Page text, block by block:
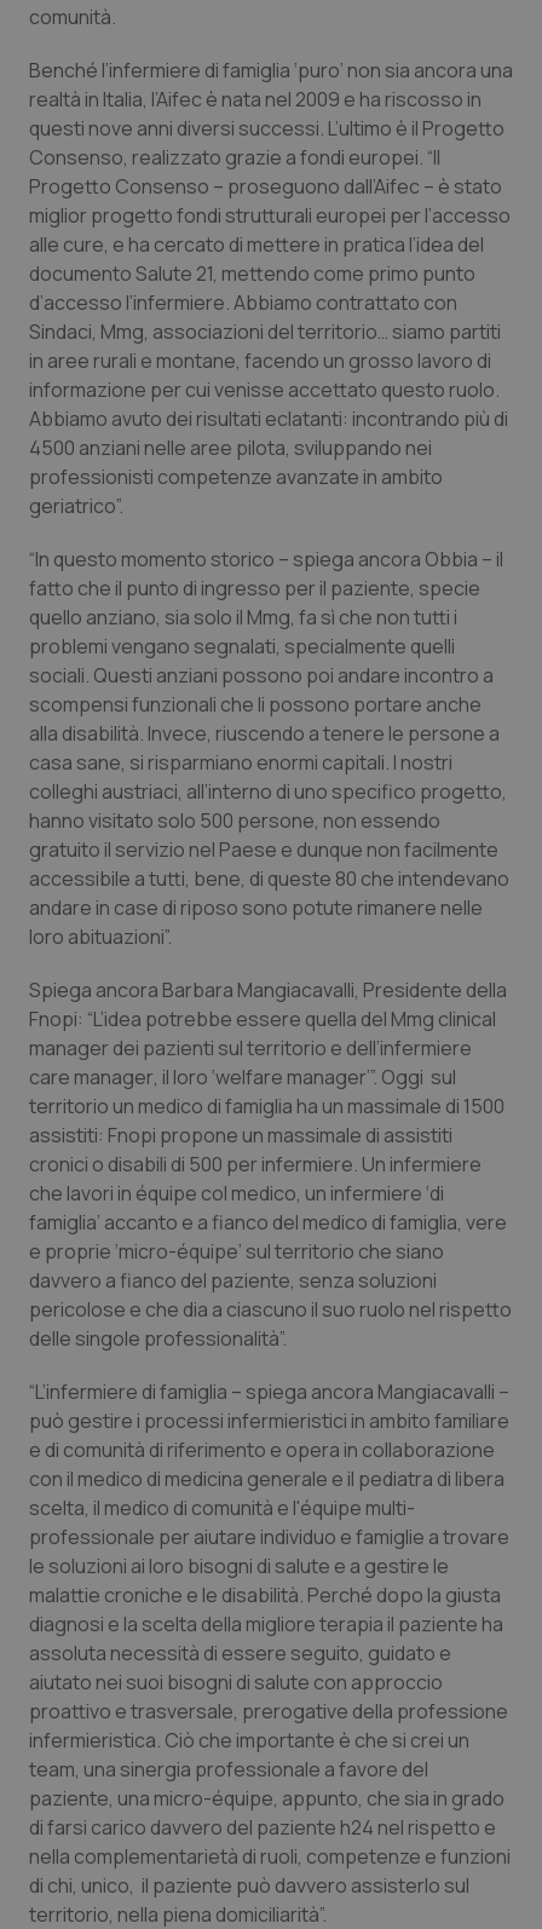
comunità.
Benché l’infermiere di famiglia ‘puro’ non sia ancora una
realtà in Italia, l’Aifec è nata nel 2009 e ha riscosso in
questi nove anni diversi successi. L’ultimo è il Progetto
Consenso, realizzato grazie a fondi europei. “Il
Progetto Consenso – proseguono dall’Aifec – è stato
miglior progetto fondi strutturali europei per l’accesso
alle cure, e ha cercato di mettere in pratica l’idea del
documento Salute 21, mettendo come primo punto
d’accesso l’infermiere. Abbiamo contrattato con
Sindaci, Mmg, associazioni del territorio… siamo partiti
in aree rurali e montane, facendo un grosso lavoro di
informazione per cui venisse accettato questo ruolo.
Abbiamo avuto dei risultati eclatanti: incontrando più di
4500 anziani nelle aree pilota, sviluppando nei
professionisti competenze avanzate in ambito
geriatrico”.
“In questo momento storico – spiega ancora Obbia – il
fatto che il punto di ingresso per il paziente, specie
quello anziano, sia solo il Mmg, fa sì che non tutti i
problemi vengano segnalati, specialmente quelli
sociali. Questi anziani possono poi andare incontro a
scompensi funzionali che li possono portare anche
alla disabilità. Invece, riuscendo a tenere le persone a
casa sane, si risparmiano enormi capitali. I nostri
colleghi austriaci, all’interno di uno specifico progetto,
hanno visitato solo 500 persone, non essendo
gratuito il servizio nel Paese e dunque non facilmente
accessibile a tutti, bene, di queste 80 che intendevano
andare in case di riposo sono potute rimanere nelle
loro abituazioni”.
Spiega ancora Barbara Mangiacavalli, Presidente della
Fnopi: “L’idea potrebbe essere quella del Mmg clinical
manager dei pazienti sul territorio e dell’infermiere
care manager, il loro ‘welfare manager’”. Oggi sul
territorio un medico di famiglia ha un massimale di 1500
assistiti: Fnopi propone un massimale di assistiti
cronici o disabili di 500 per infermiere. Un infermiere
che lavori in équipe col medico, un infermiere ‘di
famiglia’ accanto e a fianco del medico di famiglia, vere
e proprie ‘micro-équipe’ sul territorio che siano
davvero a fianco del paziente, senza soluzioni
pericolose e che dia a ciascuno il suo ruolo nel rispetto
delle singole professionalità”.
“L’infermiere di famiglia – spiega ancora Mangiacavalli –
può gestire i processi infermieristici in ambito familiare
e di comunità di riferimento e opera in collaborazione
con il medico di medicina generale e il pediatra di libera
scelta, il medico di comunità e l'équipe multi-
professionale per aiutare individuo e famiglie a trovare
le soluzioni ai loro bisogni di salute e a gestire le
malattie croniche e le disabilità. Perché dopo la giusta
diagnosi e la scelta della migliore terapia il paziente ha
assoluta necessità di essere seguito, guidato e
aiutato nei suoi bisogni di salute con approccio
proattivo e trasversale, prerogative della professione
infermieristica. Ciò che importante è che si crei un
team, una sinergia professionale a favore del
paziente, una micro-équipe, appunto, che sia in grado
di farsi carico davvero del paziente h24 nel rispetto e
nella complementarietà di ruoli, competenze e funzioni
di chi, unico, il paziente può davvero assisterlo sul
territorio, nella piena domiciliarità”.